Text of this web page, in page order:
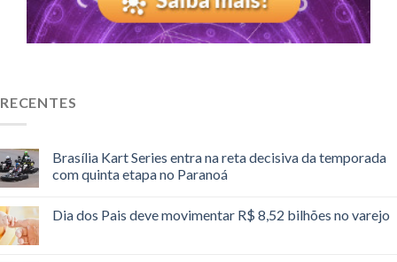
RECENTES
Brasília Kart Series entra na reta decisiva da temporada
com quinta etapa no Paranoá
Dia dos Pais deve movimentar R$ 8,52 bilhões no varejo